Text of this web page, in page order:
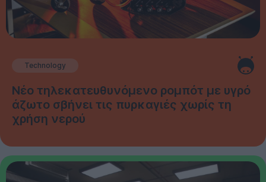
Technology
Νέο τηλεκατευθυνόμενο ρομπότ με υγρό
άζωτο σβήνει τις πυρκαγιές χωρίς τη
χρήση νερού